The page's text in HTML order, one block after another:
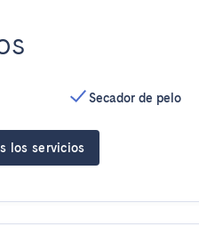
Secador de pelo
los servicios